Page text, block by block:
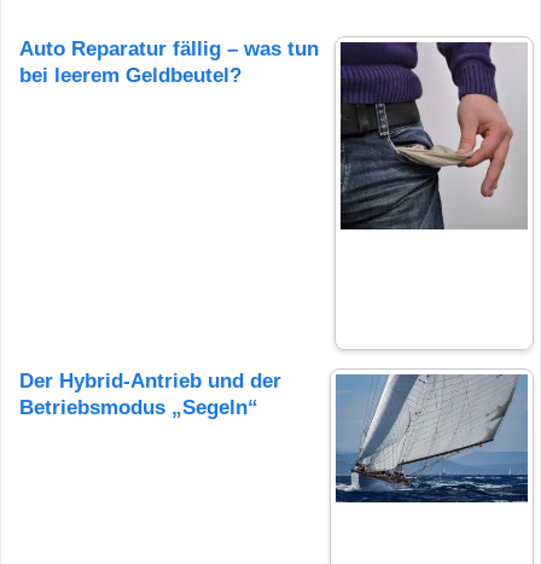
Auto Reparatur fällig – was tun
bei leerem Geldbeutel?
Der Hybrid-Antrieb und der
Betriebsmodus „Segeln“